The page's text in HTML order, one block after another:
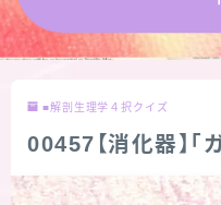
★スペシャルアロマハ
お問い合わせ
■解剖生理学４択クイズ
00457【消化器】「